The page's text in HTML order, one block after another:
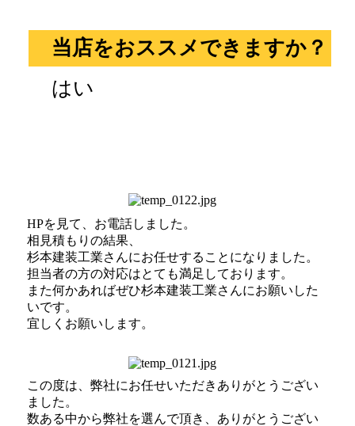
当店をおススメできますか？
はい
HPを見て、お電話しました。
相見積もりの結果、
杉本建装工業さんにお任せすることになりました。
担当者の方の対応はとても満足しております。
また何かあればぜひ杉本建装工業さんにお願いした
いです。
宜しくお願いします。
この度は、弊社にお任せいただきありがとうござい
ました。
数ある中から弊社を選んで頂き、ありがとうござい